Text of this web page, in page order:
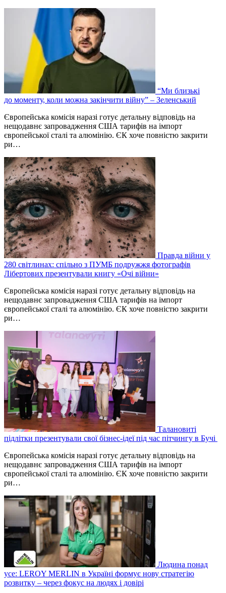
“Ми близькі
до моменту, коли можна закінчити війну” – Зеленський
Європейська комісія наразі готує детальну відповідь на
нещодавнє запровадження США тарифів на імпорт
європейської сталі та алюмінію. ЄК хоче повністю закрити
ри…
Правда війни у
280 світлинах: спільно з ПУМБ подружжя фотографів
Лібертових презентували книгу «Очі війни»
Європейська комісія наразі готує детальну відповідь на
нещодавнє запровадження США тарифів на імпорт
європейської сталі та алюмінію. ЄК хоче повністю закрити
ри…
Талановиті
підлітки презентували свої бізнес-ідеї під час пітчингу в Бучі
Європейська комісія наразі готує детальну відповідь на
нещодавнє запровадження США тарифів на імпорт
європейської сталі та алюмінію. ЄК хоче повністю закрити
ри…
Людина понад
усе: LEROY MERLIN в Україні формує нову стратегію
розвитку – через фокус на людях і довірі